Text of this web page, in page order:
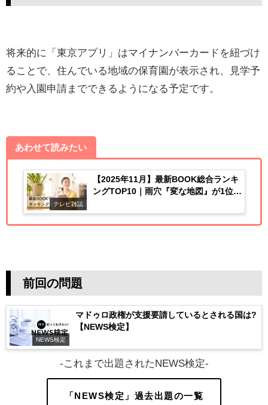
将来的に「東京アプリ」はマイナンバーカードを紐づけ
ることで、住んでいる地域の保育園が表示され、見学予
約や入園申請までできるようになる予定です。
あわせて読みたい
テレビ雑誌
【2025年11月】最新BOOK総合ランキ
ングTOP10｜雨穴『変な地図』が1位！
前回の問題
NEWS検定
マドゥロ政権が支援要請しているとされる国は?
【NEWS検定】
-これまで出題されたNEWS検定-
「NEWS検定」過去出題の一覧